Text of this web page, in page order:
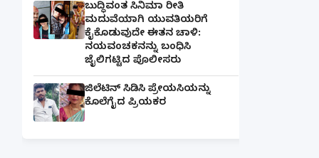
ಬುದ್ಧಿವಂತ ಸಿನಿಮಾ ರೀತಿ
ಮದುವೆಯಾಗಿ ಯುವತಿಯರಿಗೆ
ಕೈಕೊಡುವುದೇ ಈತನ ಚಾಳಿ:
ನಯವಂಚಕನನ್ನು ಬಂಧಿಸಿ
ಜೈಲಿಗಟ್ಟಿದ ಪೊಲೀಸರು
ಜಿಲೆಟಿನ್ ಸಿಡಿಸಿ ಪ್ರೇಯಸಿಯನ್ನು
ಕೊಲೆಗೈದ ಪ್ರಿಯಕರ